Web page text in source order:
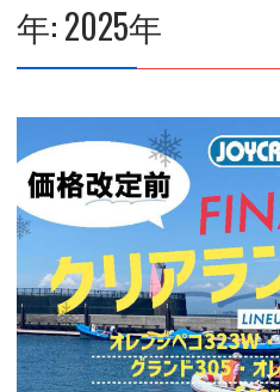
年:2025年